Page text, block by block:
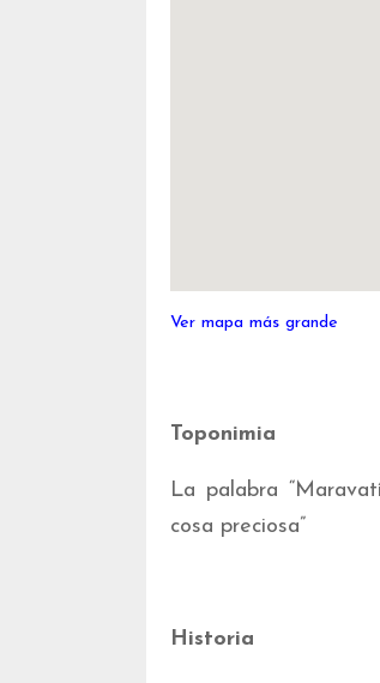
Ver mapa más grande
Toponimia
La palabra
cosa preciosa”
Historia